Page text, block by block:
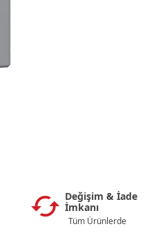
Değişim & İade
İmkanı
Tüm Ürünlerde